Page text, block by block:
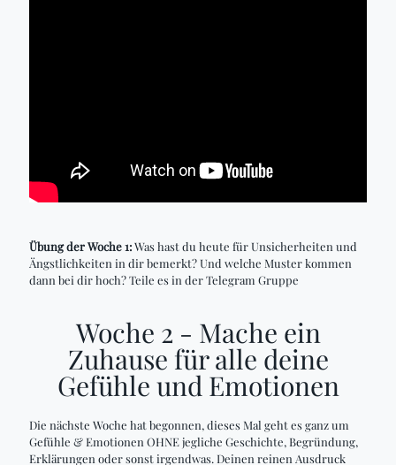
Übung der Woche 1:Was hast du heute für Unsicherheiten und
Ängstlichkeiten in dir bemerkt? Und welche Muster kommen
dann bei dir hoch? Teile es in der Telegram Gruppe
Woche 2 - Mache ein
Zuhause für alle deine
Gefühle und Emotionen
Die nächste Woche hat begonnen, dieses Mal geht es ganz um
Gefühle & Emotionen OHNE jegliche Geschichte, Begründung,
Erklärungen oder sonst irgendwas. Deinen reinen Ausdruck